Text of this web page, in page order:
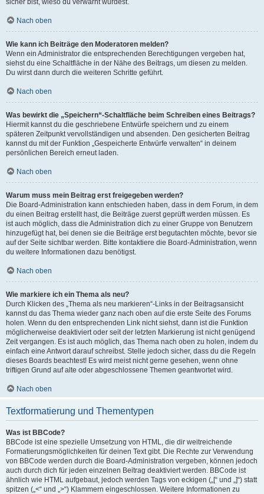
sicher bist, wieso du verwarnt wurdest.
Nach oben
Wie kann ich Beiträge den Moderatoren melden?
Wenn ein Administrator die entsprechenden Berechtigungen vergeben hat,
siehst du eine Schaltfläche in der Nähe des Beitrags, um diesen zu melden.
Du wirst dann durch die weiteren Schritte geführt.
Nach oben
Was bewirkt die „Speichern“-Schaltfläche beim Schreiben eines Beitrags?
Hiermit kannst du die geschriebene Entwürfe speichern und zu einem
späteren Zeitpunkt vervollständigen und absenden. Den gesicherten Beitrag
kannst du mit der Funktion „Gespeicherte Entwürfe verwalten“ in deinem
persönlichen Bereich erneut laden.
Nach oben
Warum muss mein Beitrag erst freigegeben werden?
Die Board-Administration kann entschieden haben, dass in dem Forum, in dem
du einen Beitrag erstellt hast, die Beiträge zuerst geprüft werden müssen. Es
ist auch möglich, dass die Administration dich zu einer Gruppe von Benutzern
hinzugefügt hat, bei denen sie die Beiträge erst begutachten möchte, bevor sie
auf der Seite sichtbar werden. Bitte kontaktiere die Board-Administration, wenn
du weitere Informationen dazu benötigst.
Nach oben
Wie markiere ich ein Thema als neu?
Durch Klicken des „Thema als neu markieren“-Links in der Beitragsansicht
kannst du das Thema wieder ganz nach oben auf die erste Seite des Forums
holen. Wenn du den entsprechenden Link nicht siehst, dann ist die Funktion
möglicherweise deaktiviert oder seit der letzten Markierung ist nicht genügend
Zeit vergangen. Es ist auch möglich, das Thema nach oben zu holen, indem du
einfach eine Antwort darauf schreibst. Stelle jedoch sicher, dass du die Regeln
dieses Boards beachtest! Es wird meist nicht gerne gesehen, wenn ohne
triftigen Grund auf alte oder abgeschlossene Themen geantwortet wird.
Nach oben
Textformatierung und Thementypen
Was ist BBCode?
BBCode ist eine spezielle Umsetzung von HTML, die dir weitreichende
Formatierungsmöglichkeiten für deinen Text gibt. Die Rechte zur Verwendung
von BBCode werden durch die Board-Administration vergeben, können jedoch
auch durch dich für jeden einzelnen Beitrag deaktiviert werden. BBCode ist
ähnlich wie HTML aufgebaut, jedoch werden Tags von eckigen („[“ und „]“) statt
spitzen („<“ und „>“) Klammern eingeschlossen. Weitere Informationen zu